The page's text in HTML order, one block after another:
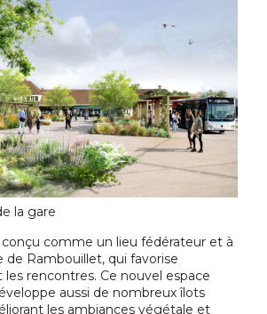
la gare
comme un lieu fédérateur et à
de Rambouillet, qui favorise
les rencontres. Ce nouvel espace
aussi de nombreux îlots
les ambiances végétale et